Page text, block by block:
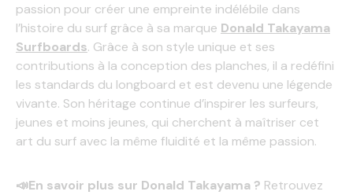
passion pour créer une empreinte indélébile dans
l’histoire du surf grâce à sa marque Donald Takayama
Surfboards. Grâce à son style unique et ses
contributions à la conception des planches, il a redéfini
les standards du longboard et est devenu une légende
vivante. Son héritage continue d’inspirer les surfeurs,
jeunes et moins jeunes, qui cherchent à maîtriser cet
art du surf avec la même fluidité et la même passion.
📣En savoir plus sur Donald Takayama ? Retrouvez